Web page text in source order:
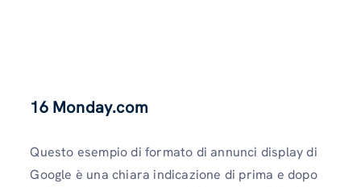
16 Monday.com
Questo esempio di formato di annunci display di
Google è una chiara indicazione di prima e dopo